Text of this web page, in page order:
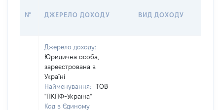
№ ДЖЕРЕЛО ДОХОДУ ВИД ДОХОДУ
Джерело доходу:
Юридична особа,
зареєстрована в
Україні
Найменування:
ТОВ
"ПКПФ-Україна"
Код в Єдиному